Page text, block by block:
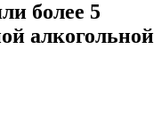
более 5
алкогольной